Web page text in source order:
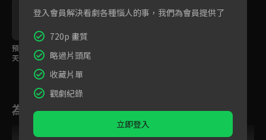
預告：此去一帆風順，
天官賜福、百無禁忌
為您推薦
登入會員解決看劇各種惱人的事，我們為會員提供了
720p 畫質
略過片頭尾
收藏片單
觀劇紀錄
立即登入